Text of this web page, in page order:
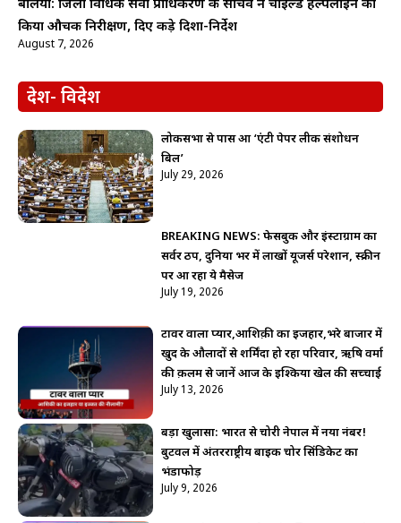
बलिया: जिला विधिक सेवा प्राधिकरण के सचिव ने चाइल्ड हेल्पलाइन का
किया औचक निरीक्षण, दिए कड़े दिशा-निर्देश
August 7, 2026
देश- विदेश
लोकसभा से पास हुआ ‘एंटी पेपर लीक संशोधन
बिल’
July 29, 2026
BREAKING NEWS: फेसबुक और इंस्टाग्राम का
सर्वर ठप, दुनिया भर में लाखों यूजर्स परेशान, स्क्रीन
पर आ रहा ये मैसेज
July 19, 2026
टावर वाला प्यार,आशिक़ी का इजहार,भरे बाजार में
खुद के औलादों से शर्मिंदा हो रहा परिवार, ऋषि वर्मा
की क़लम से जानें आज के इश्किया खेल की सच्चाई
July 13, 2026
बड़ा खुलासा: भारत से चोरी नेपाल में नया नंबर!
बुटवल में अंतरराष्ट्रीय बाइक चोर सिंडिकेट का
भंडाफोड़
July 9, 2026